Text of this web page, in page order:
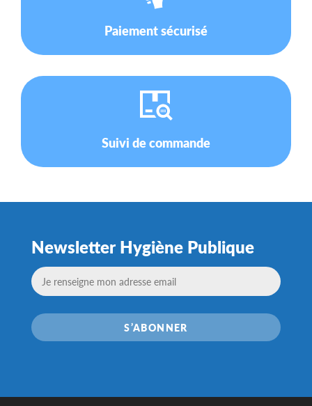
Paiement sécurisé
Suivi de commande
Newsletter Hygiène Publique
S’ABONNER